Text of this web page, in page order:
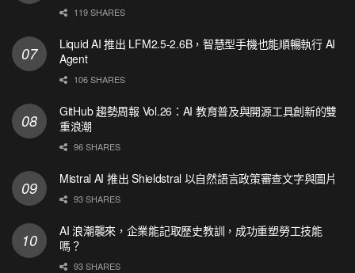
119 SHARES
Liquid AI 推出 LFM2.5-2.6B，智慧型手機也能順暢執行 AI
Agent
106 SHARES
GitHub 趨勢周報 Vol.26：AI 教育普及與開源工具創新的雙
重浪潮
96 SHARES
Mistral AI 推出 Shieldstral 以自然語言政策審查文字與圖片
93 SHARES
AI 浪潮襲來，企業能記取歷史教訓，成功重塑勞工技能
嗎？
93 SHARES